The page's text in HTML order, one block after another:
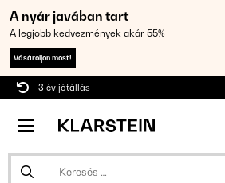
A nyár javában tart
A legjobb kedvezmények akár 55%
Vásároljon most!
3 év jótállás